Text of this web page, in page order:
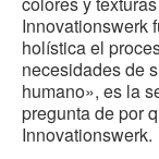
Innovationswerk
holística el
necesidades de
humano», es la
pregunta de por
Innovationswerk.